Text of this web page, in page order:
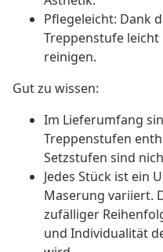
Pflegeleicht: Dank
Treppenstufe
reinigen.
Gut zu wissen:
Im Lieferumfang
Treppenstufen
Setzstufen sind
Jedes Stück ist ein
Maserung variiert.
zufälliger
und Individualität